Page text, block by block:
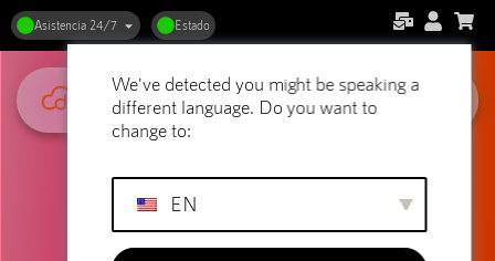
Asistencia 24/7 Estado
We've detected you might be speaking a
different language. Do you want to
change to:
EN